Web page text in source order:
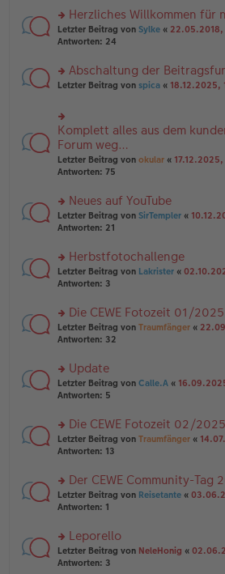
er
B
ei
tr
g
n
g
el
e
n
ei
tr
a
g
rs
te
n
g
es
e
n
er
B
ei
a
g
Herzliches Willkommen für
Letzter Beitrag von Sylke « 22.05.2018,
Antworten: 24
rs
u
n
g
el
es
er
B
ei
a
g
Abschaltung der
Letzter Beitrag von spica « 18.12.2025,
rs
te
r
u
n
el
es
e
B
ei
tr
g
Komplett alles aus dem
Forum weg…
Letzter Beitrag von okular «
Antworten: 75
rs
te
n
g
el
e
n
er
tr
a
g
Neues auf YouTube
Letzter Beitrag von SirTempler «
Antworten: 21
rs
te
n
g
el
e
n
er
tr
a
g
Herbstfotochallenge
Letzter Beitrag von Lakrister «
Antworten: 3
rs
te
n
g
el
e
n
er
tr
a
g
Die CEWE Fotozeit 01/2025
Letzter Beitrag von Traumfänger «
Antworten: 32
rs
te
n
g
el
e
n
er
tr
a
g
Update
Letzter Beitrag von Calle.A «
Antworten: 5
rs
te
n
g
el
e
n
er
Die CEWE Fotozeit 02/2025
Letzter Beitrag von Traumfänger «
Antworten: 13
rs
te
n
g
el
Der CEWE Community-Tag
Letzter Beitrag von Reisetante «
Antworten: 1
rs
te
Leporello
Letzter Beitrag von NeleHonig «
Antworten: 3